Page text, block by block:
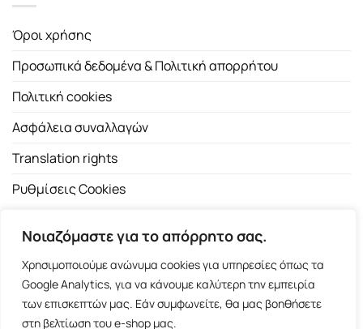
Νοιαζόμαστε για το απόρρητο σας.
Χρησιμοποιούμε ανώνυμα cookies για υπηρεσίες όπως τα
Google Analytics, για να κάνουμε καλύτερη την εμπειρία
των επισκεπτών μας. Εάν συμφωνείτε, θα μας βοηθήσετε
στη βελτίωση του e-shop μας.
Όροι χρήσης
Προσωπικά δεδομένα & Πολιτική απορρήτου
Πολιτική cookies
Ασφάλεια συναλλαγών
Translation rights
Ρυθμίσεις Cookies
Copyright 2026 ©Εκδοτικός Οίκος Α.Α. Λιβάνη| All rights